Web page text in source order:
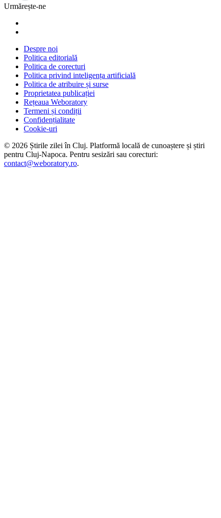
Urmărește-ne
Despre noi
Politica editorială
Politica de corecturi
Politica privind inteligența artificială
Politica de atribuire și surse
Proprietatea publicației
Rețeaua Weboratory
Termeni și condiții
Confidențialitate
Cookie-uri
© 2026 Știrile zilei în Cluj. Platformă locală de cunoaștere și știri
pentru Cluj-Napoca. Pentru sesizări sau corecturi:
contact@weboratory.ro.